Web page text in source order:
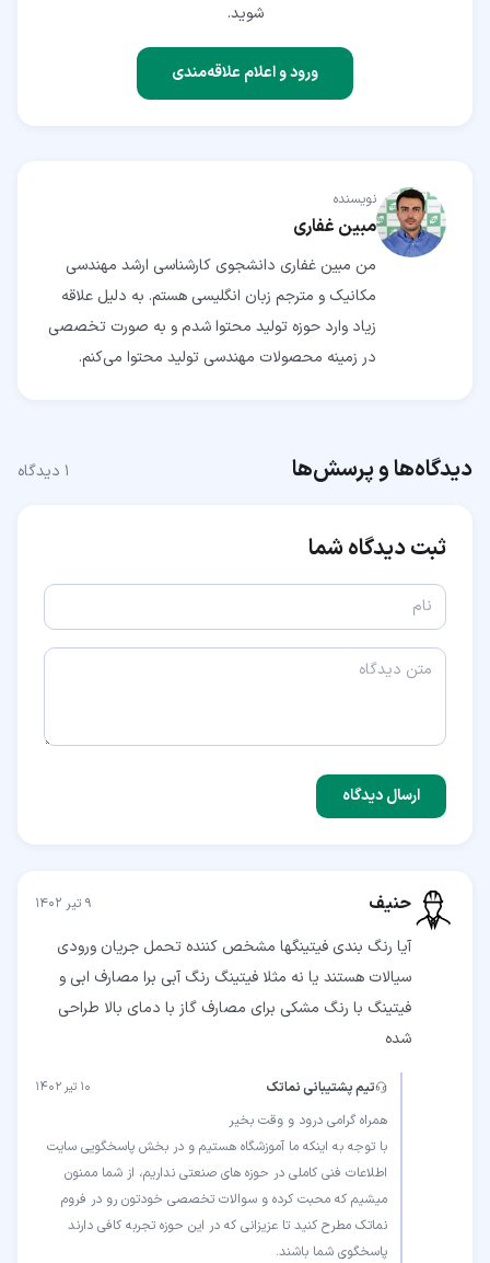
شوید.
ورود و اعلام علاقه‌مندی
نویسنده
مبین غفاری
من مبین غفاری دانشجوی کارشناسی ارشد مهندسی
مکانیک و مترجم زبان انگلیسی هستم. به دلیل علاقه
زیاد وارد حوزه تولید محتوا شدم و به صورت تخصصی
در زمینه محصولات مهندسی تولید محتوا می‌کنم‌.
دیدگاه‌ها و پرسش‌ها ۱ دیدگاه
ثبت دیدگاه شما
ارسال دیدگاه
حنیف ۹ تیر ۱۴۰۲
آیا رنگ بندی فیتینگها مشخص کننده تحمل جریان ورودی
سیالات هستند یا نه مثلا فیتینگ رنگ آبی برا مصارف ابی و
فیتینگ با رنگ مشکی برای مصارف گاز با دمای بالا طراحی
شده
تیم پشتیبانی نماتک ۱۰ تیر ۱۴۰۲
با توجه به اینکه ما آموزشگاه هستیم و در بخش پاسخگویی سایت
اطلاعات فنی کاملی در حوزه های صنعتی نداریم، از شما ممنون
میشیم که محبت کرده و سوالات تخصصی خودتون رو در فروم
نماتک مطرح کنید تا عزیزانی که در این حوزه تجربه کافی دارند